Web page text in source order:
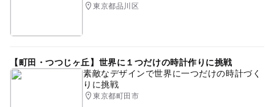
東京都品川区
【町田・つつじヶ丘】世界に１つだけの時計作りに挑戦
素敵なデザインで世界に一つだけの時計づく
りに挑戦
東京都町田市